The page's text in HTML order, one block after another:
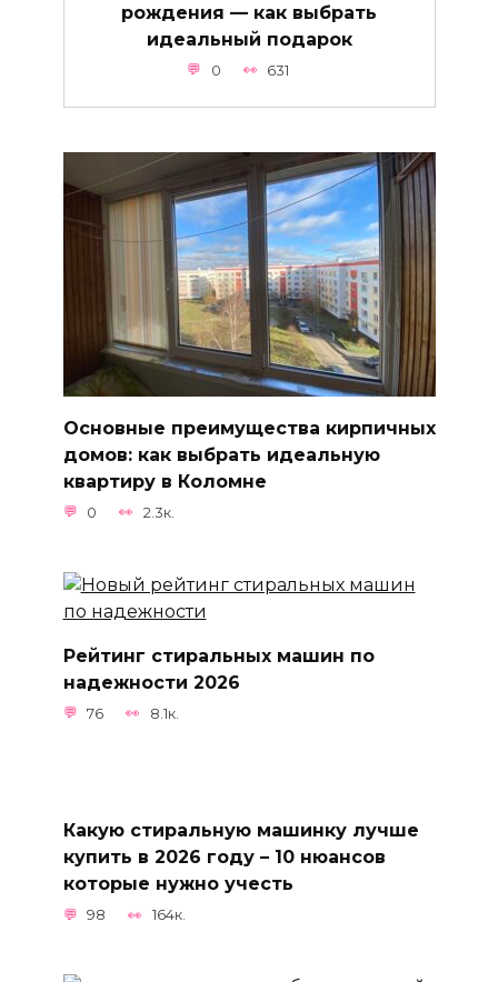
рождения — как выбрать
идеальный подарок
0 631
Основные преимущества кирпичных
домов: как выбрать идеальную
квартиру в Коломне
0 2.3к.
Рейтинг стиральных машин по
надежности 2026
76 8.1к.
Какую стиральную машинку лучше
купить в 2026 году – 10 нюансов
которые нужно учесть
98 164к.